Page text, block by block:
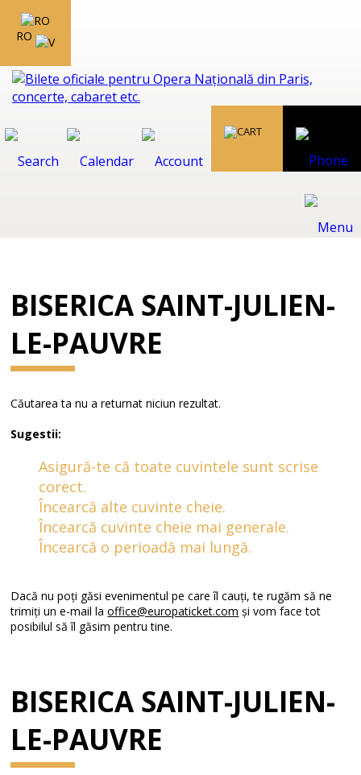
RO
BISERICA SAINT-JULIEN-
LE-PAUVRE
Căutarea ta nu a returnat niciun rezultat.
Sugestii:
Asigură-te că toate cuvintele sunt scrise
corect.
Încearcă alte cuvinte cheie.
Încearcă cuvinte cheie mai generale.
Încearcă o perioadă mai lungă.
Dacă nu poți găsi evenimentul pe care îl cauți, te rugăm să ne
trimiți un e-mail laoffice@europaticket.com și vom face tot
posibilul să îl găsim pentru tine.
BISERICA SAINT-JULIEN-
LE-PAUVRE